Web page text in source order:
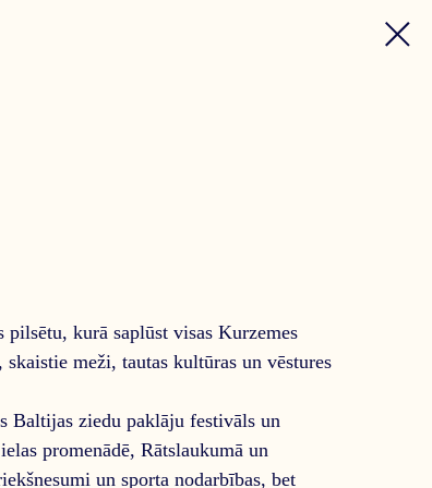
kurā saplūst visas Kurzemes
meži, tautas kultūras un vēstures
Baltijas ziedu paklāju festivāls un
promenādē, Rātslaukumā un
un sporta nodarbības, bet